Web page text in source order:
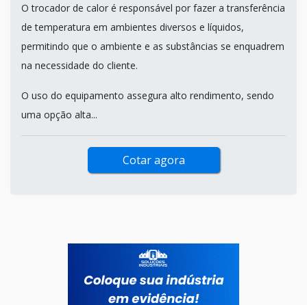
O trocador de calor é responsável por fazer a transferência
de temperatura em ambientes diversos e líquidos,
permitindo que o ambiente e as substâncias se enquadrem
na necessidade do cliente.
O uso do equipamento assegura alto rendimento, sendo
uma opção alta...
Cotar agora